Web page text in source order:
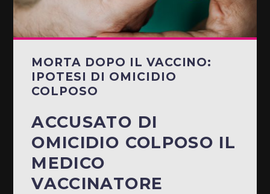
MORTA DOPO IL VACCINO:
IPOTESI DI OMICIDIO
COLPOSO
ACCUSATO DI
OMICIDIO COLPOSO IL
MEDICO
VACCINATORE